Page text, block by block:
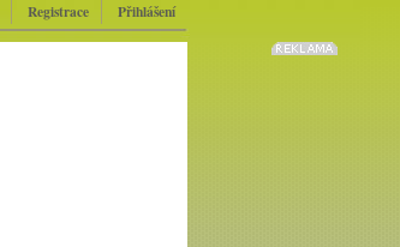
Registrace Přihlášení